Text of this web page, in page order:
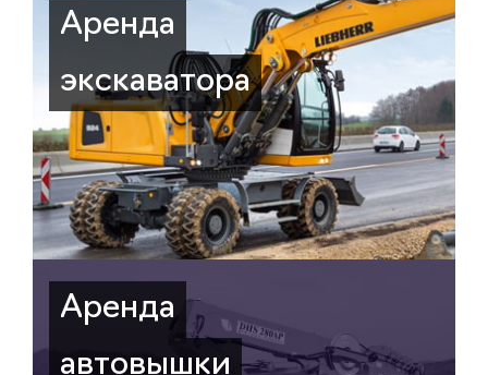
Аренда
экскаватора
Аренда
автовышки